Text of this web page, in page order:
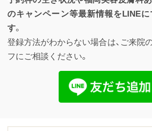
のキャンペーン等最新情報をLINE
す。
登録方法がわからない場合は、ご来院
フにご相談ください。